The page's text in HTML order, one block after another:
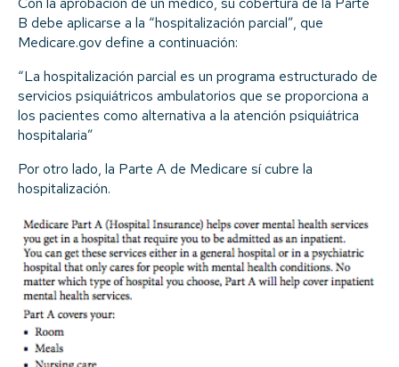
B debe aplicarse a la “hospitalización parcial”, que
Medicare.gov define a continuación:
“La hospitalización parcial es un programa estructurado de
servicios psiquiátricos ambulatorios que se proporciona a
los pacientes como alternativa a la atención psiquiátrica
hospitalaria”
Por otro lado, la Parte A de Medicare sí cubre la
hospitalización.